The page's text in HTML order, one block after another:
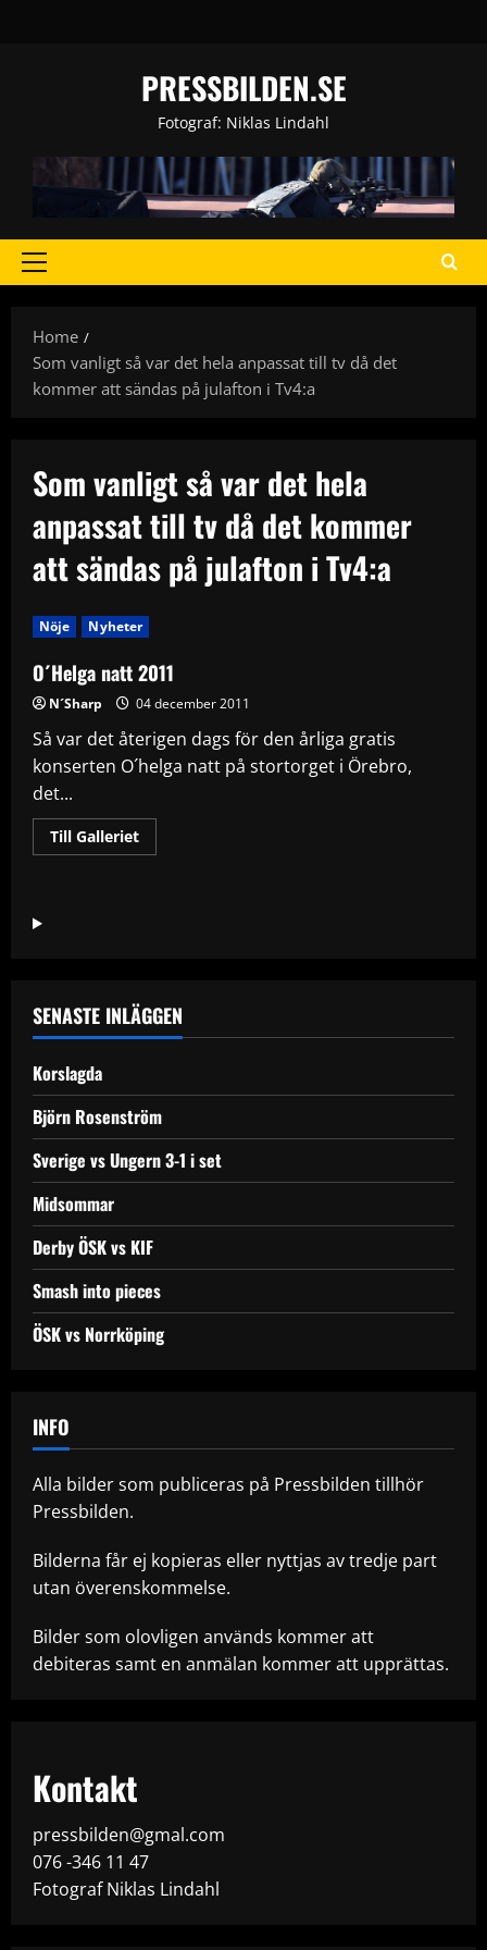
PRESSBILDEN.SE
Fotograf: Niklas Lindahl
Primary
Home
Som vanligt så var det hela anpassat till tv då det
kommer att sändas på julafton i Tv4:a
Som vanligt så var det hela
anpassat till tv då det kommer
att sändas på julafton i Tv4:a
Nöje Nyheter
O´Helga natt 2011
N´Sharp 04 december 2011
Så var det återigen dags för den årliga gratis
konserten O´helga natt på stortorget i Örebro,
det...
Till GallerietRead
more
SENASTE INLÄGGEN
Korslagda
Björn Rosenström
Sverige vs Ungern 3-1 i set
Midsommar
Derby ÖSK vs KIF
Smash into pieces
ÖSK vs Norrköping
INFO
Alla bilder som publiceras på Pressbilden tillhör
Pressbilden.
Bilderna får ej kopieras eller nyttjas av tredje part
utan överenskommelse.
Bilder som olovligen används kommer att
debiteras samt en anmälan kommer att upprättas.
Kontakt
pressbilden@gmal.com
076 -346 11 47
Fotograf Niklas Lindahl